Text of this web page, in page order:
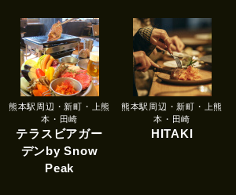
熊本駅周辺・新町・上熊
本・田崎
テラスビアガー
デンby Snow
Peak
熊本駅周辺・新町・上熊
本・田崎
HITAKI